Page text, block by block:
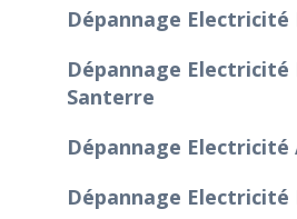
Dépannage Electricité
Dépannage Electricité
Santerre
Dépannage
Dépannage